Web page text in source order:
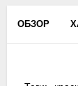
ОБЗОР